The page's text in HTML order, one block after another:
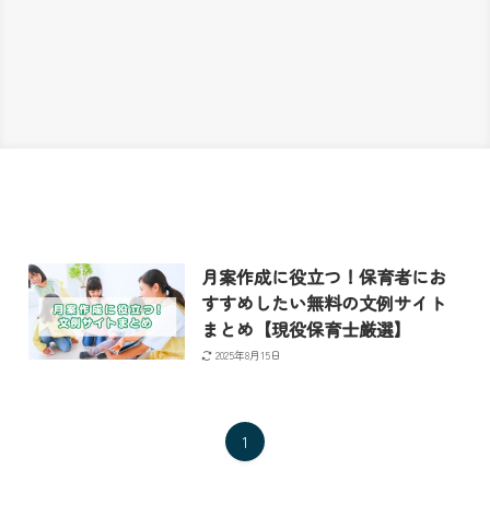
月案作成に役立つ！保育者にお
すすめしたい無料の文例サイト
まとめ【現役保育士厳選】
2025年8月15日
1